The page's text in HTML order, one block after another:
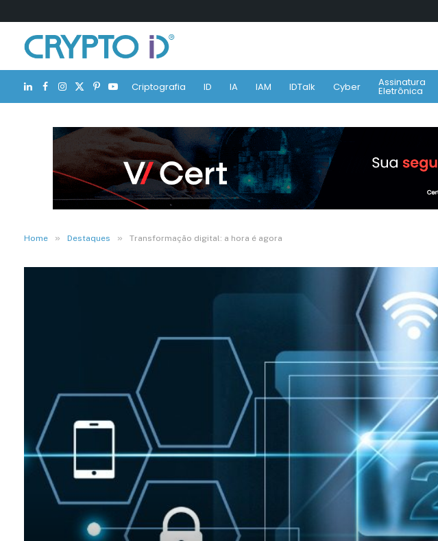
LinkedIn
Facebook
Instagram
X
(Twitter)
Pinterest
YouTubeCriptografia ID IA IAM IDTalk Cyber Assinatura
Eletrônica
Home » Destaques » Transformação digital: a hora é agora